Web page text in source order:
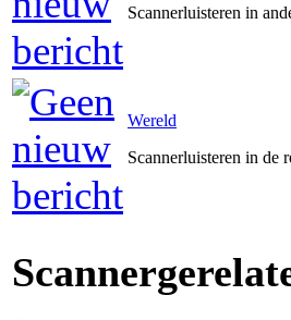
Scannerluisteren in
Wereld
Scannerluisteren in de